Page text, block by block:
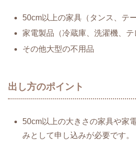
50cm以上の家具（タンス、テ
家電製品（冷蔵庫、洗濯機、テ
その他大型の不用品
出し方のポイント
50cm以上の大きさの家具や家
みとして申し込みが必要です。